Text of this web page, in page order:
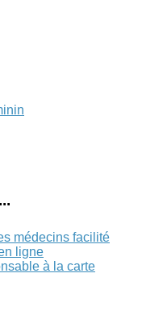
médecins facilité
ligne
à la carte